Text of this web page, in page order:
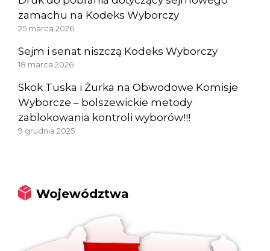
zamachu na Kodeks Wyborczy
25 marca 2026
Sejm i senat niszczą Kodeks Wyborczy
18 marca 2026
Skok Tuska i Żurka na Obwodowe Komisje
Wyborcze – bolszewickie metody
zablokowania kontroli wyborów!!!
9 grudnia 2025
Województwa